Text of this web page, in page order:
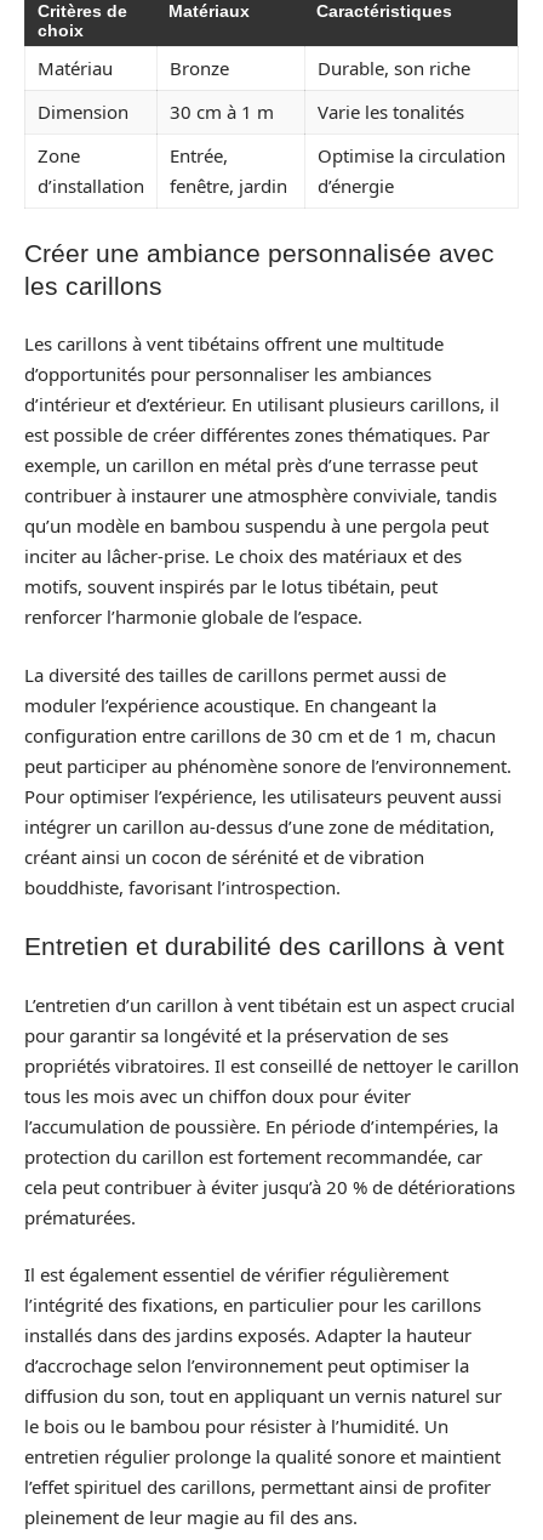
Critères de
choix
Matériaux Caractéristiques
Matériau Bronze
Durable, son riche
Dimension
30 cm à 1 m
Varie les tonalités
Zone
d’installation
Entrée,
fenêtre, jardin
Optimise la circulation
d’énergie
Créer une ambiance personnalisée avec
les carillons
Les carillons à vent tibétains offrent une multitude
d’opportunités pour personnaliser les ambiances
d’intérieur et d’extérieur. En utilisant plusieurs carillons, il
est possible de créer différentes zones thématiques. Par
exemple, un carillon en métal près d’une terrasse peut
contribuer à instaurer une atmosphère conviviale, tandis
qu’un modèle en bambou suspendu à une pergola peut
inciter au lâcher-prise. Le choix des matériaux et des
motifs, souvent inspirés par le lotus tibétain, peut
renforcer l’harmonie globale de l’espace.
La diversité des tailles de carillons permet aussi de
moduler l’expérience acoustique. En changeant la
configuration entre carillons de 30 cm et de 1 m, chacun
peut participer au phénomène sonore de l’environnement.
Pour optimiser l’expérience, les utilisateurs peuvent aussi
intégrer un carillon au-dessus d’une zone de méditation,
créant ainsi un cocon de sérénité et de vibration
bouddhiste, favorisant l’introspection.
Entretien et durabilité des carillons à vent
L’entretien d’un carillon à vent tibétain est un aspect crucial
pour garantir sa longévité et la préservation de ses
propriétés vibratoires. Il est conseillé de nettoyer le carillon
tous les mois avec un chiffon doux pour éviter
l’accumulation de poussière. En période d’intempéries, la
protection du carillon est fortement recommandée, car
cela peut contribuer à éviter jusqu’à 20 % de détériorations
prématurées.
Il est également essentiel de vérifier régulièrement
l’intégrité des fixations, en particulier pour les carillons
installés dans des jardins exposés. Adapter la hauteur
d’accrochage selon l’environnement peut optimiser la
diffusion du son, tout en appliquant un vernis naturel sur
le bois ou le bambou pour résister à l’humidité. Un
entretien régulier prolonge la qualité sonore et maintient
l’effet spirituel des carillons, permettant ainsi de profiter
pleinement de leur magie au fil des ans.